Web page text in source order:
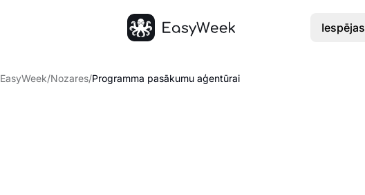
EasyWeek/Nozares/Programma pasākumu aģentūrai
Iespējas